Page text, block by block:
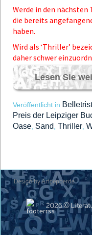
Werde in den
die bereits
haben.
Wird als ‘Thriller’
daher schwer
Lesen Sie
Veröffentlicht in
Preis der Leipziger
Oase Sand Thriller
2026 ©
Design by Artpepper.de